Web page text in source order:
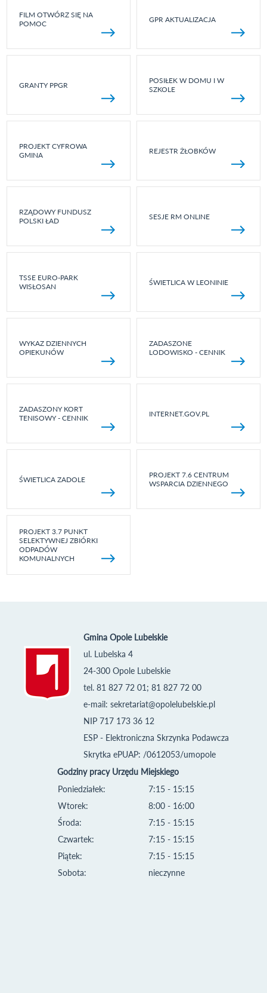
FILM OTWÓRZ SIĘ NA
POMOC
GPR AKTUALIZACJA
GRANTY PPGR
POSIŁEK W DOMU I W
SZKOLE
PROJEKT CYFROWA
GMINA
REJESTR ŻŁOBKÓW
RZĄDOWY FUNDUSZ
POLSKI ŁAD
SESJE RM ONLINE
TSSE EURO-PARK
WISŁOSAN
ŚWIETLICA W LEONINIE
WYKAZ DZIENNYCH
OPIEKUNÓW
ZADASZONE
LODOWISKO - CENNIK
ZADASZONY KORT
TENISOWY - CENNIK
INTERNET.GOV.PL
ŚWIETLICA ZADOLE
PROJEKT 7.6 CENTRUM
WSPARCIA DZIENNEGO
PROJEKT 3.7 PUNKT
SELEKTYWNEJ ZBIÓRKI
ODPADÓW
KOMUNALNYCH
Gmina Opole Lubelskie
ul. Lubelska 4
24-300 Opole Lubelskie
tel. 81 827 72 01; 81 827 72 00
e-mail: sekretariat@opolelubelskie.pl
NIP 717 173 36 12
ESP - Elektroniczna Skrzynka Podawcza
Skrytka ePUAP: /0612053/umopole
Godziny pracy Urzędu Miejskiego
Poniedziałek:
Wtorek:
Środa:
Czwartek:
Piątek:
Sobota:
7:15 - 15:15
8:00 - 16:00
7:15 - 15:15
7:15 - 15:15
7:15 - 15:15
nieczynne